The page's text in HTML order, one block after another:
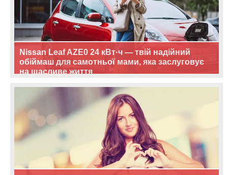
Nissan Leaf AZE0 24 кВт·ч — твій надійний
обіймаш для самотньої мами, яка заслуговує
на щасливе життя